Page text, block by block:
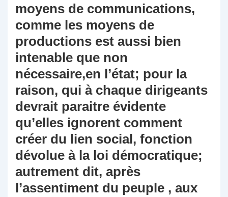
moyens de communications,
comme les moyens de
productions est aussi bien
intenable que non
nécessaire,en l’état; pour la
raison, qui à chaque dirigeants
devrait paraitre évidente
qu’elles ignorent comment
créer du lien social, fonction
dévolue à la loi démocratique;
autrement dit, après
l’assentiment du peuple , aux